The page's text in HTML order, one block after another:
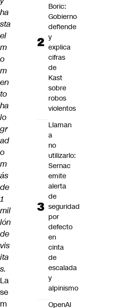
ha
sta
el
m
o
m
en
to
ha
lo
gr
ad
o
m
ás
de
1
mil
lón
de
vis
ita
s.
La
se
m
Boric:
Gobierno
defiende
y
explica
cifras
de
Kast
sobre
robos
violentos
Llaman
a
no
utilizarlo:
Sernac
emite
alerta
de
seguridad
por
defecto
en
cinta
de
escalada
y
alpinismo
OpenAI